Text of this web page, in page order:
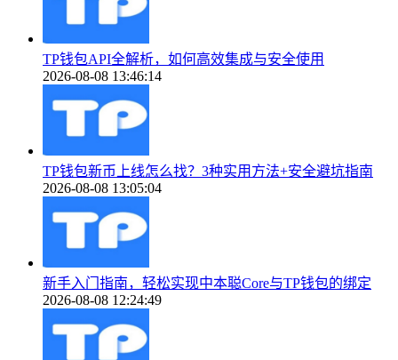
TP钱包API全解析，如何高效集成与安全使用
2026-08-08 13:46:14
TP钱包新币上线怎么找？3种实用方法+安全避坑指南
2026-08-08 13:05:04
新手入门指南，轻松实现中本聪Core与TP钱包的绑定
2026-08-08 12:24:49